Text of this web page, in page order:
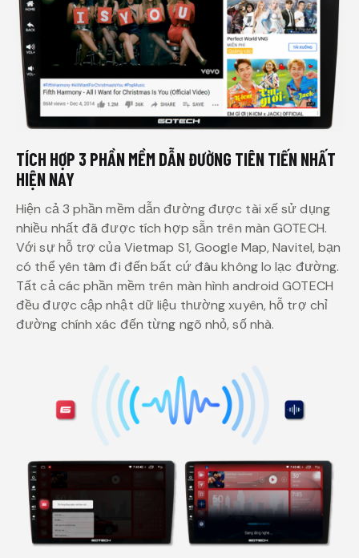
TÍCH HỢP 3 PHẦN MỀM DẪN ĐƯỜNG TIÊN TIẾN NHẤT
HIỆN NAY
Hiện cả 3 phần mềm dẫn đường được tài xế sử dụng
nhiều nhất đã được tích hợp sẵn trên màn GOTECH.
Với sự hỗ trợ của Vietmap S1, Google Map, Navitel, bạn
có thể yên tâm đi đến bất cứ đâu không lo lạc đường.
Tất cả các phần mềm trên màn hình android GOTECH
đều được cập nhật dữ liệu thường xuyên, hỗ trợ chỉ
đường chính xác đến từng ngõ nhỏ, số nhà.